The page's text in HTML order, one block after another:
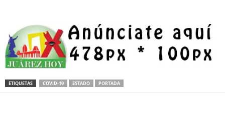
ETIQUETAS COVID-19 ESTADO PORTADA